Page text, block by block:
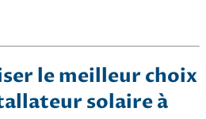
le meilleur choix
solaire à